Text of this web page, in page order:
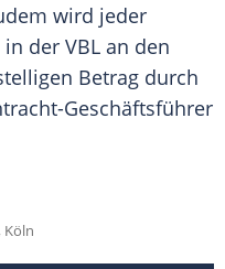
wird jeder
der VBL an den
Betrag durch
Geschäftsführer